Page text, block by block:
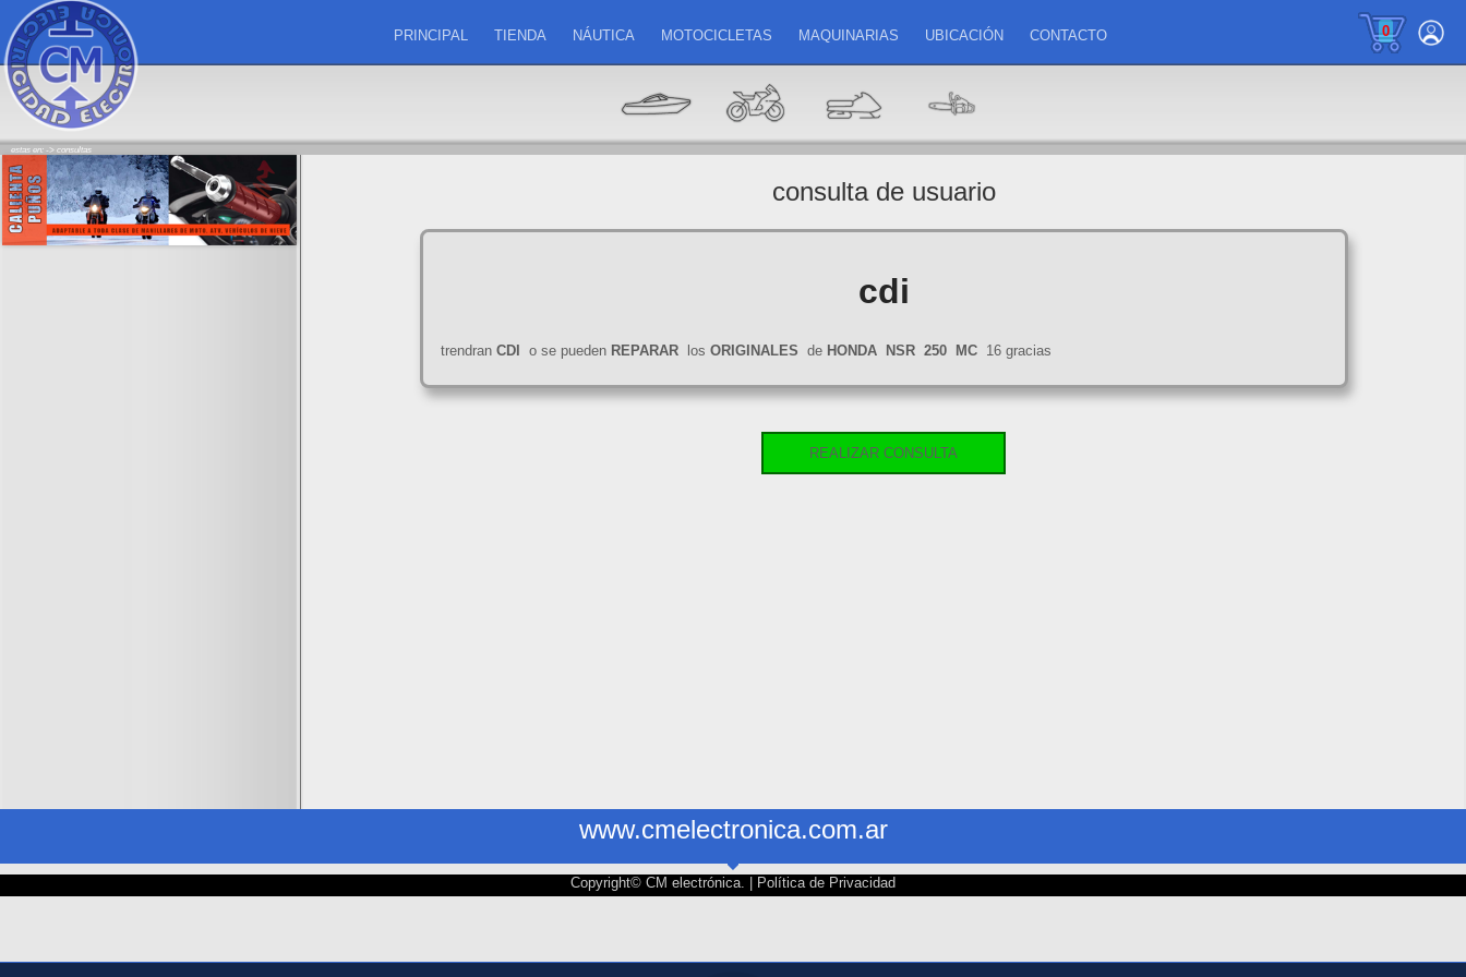
0
PRINCIPAL TIENDA NÁUTICA MOTOCICLETAS MAQUINARIAS UBICACIÓN CONTACTO
estas en: -> consultas
consulta de usuario
cdi
trendran CDI o se pueden REPARARlos ORIGINALES de HONDA NSR 250 MC16 gracias
REALIZAR CONSULTA
www.cmelectronica.com.ar
Copyright© CM electrónica. | Política de Privacidad